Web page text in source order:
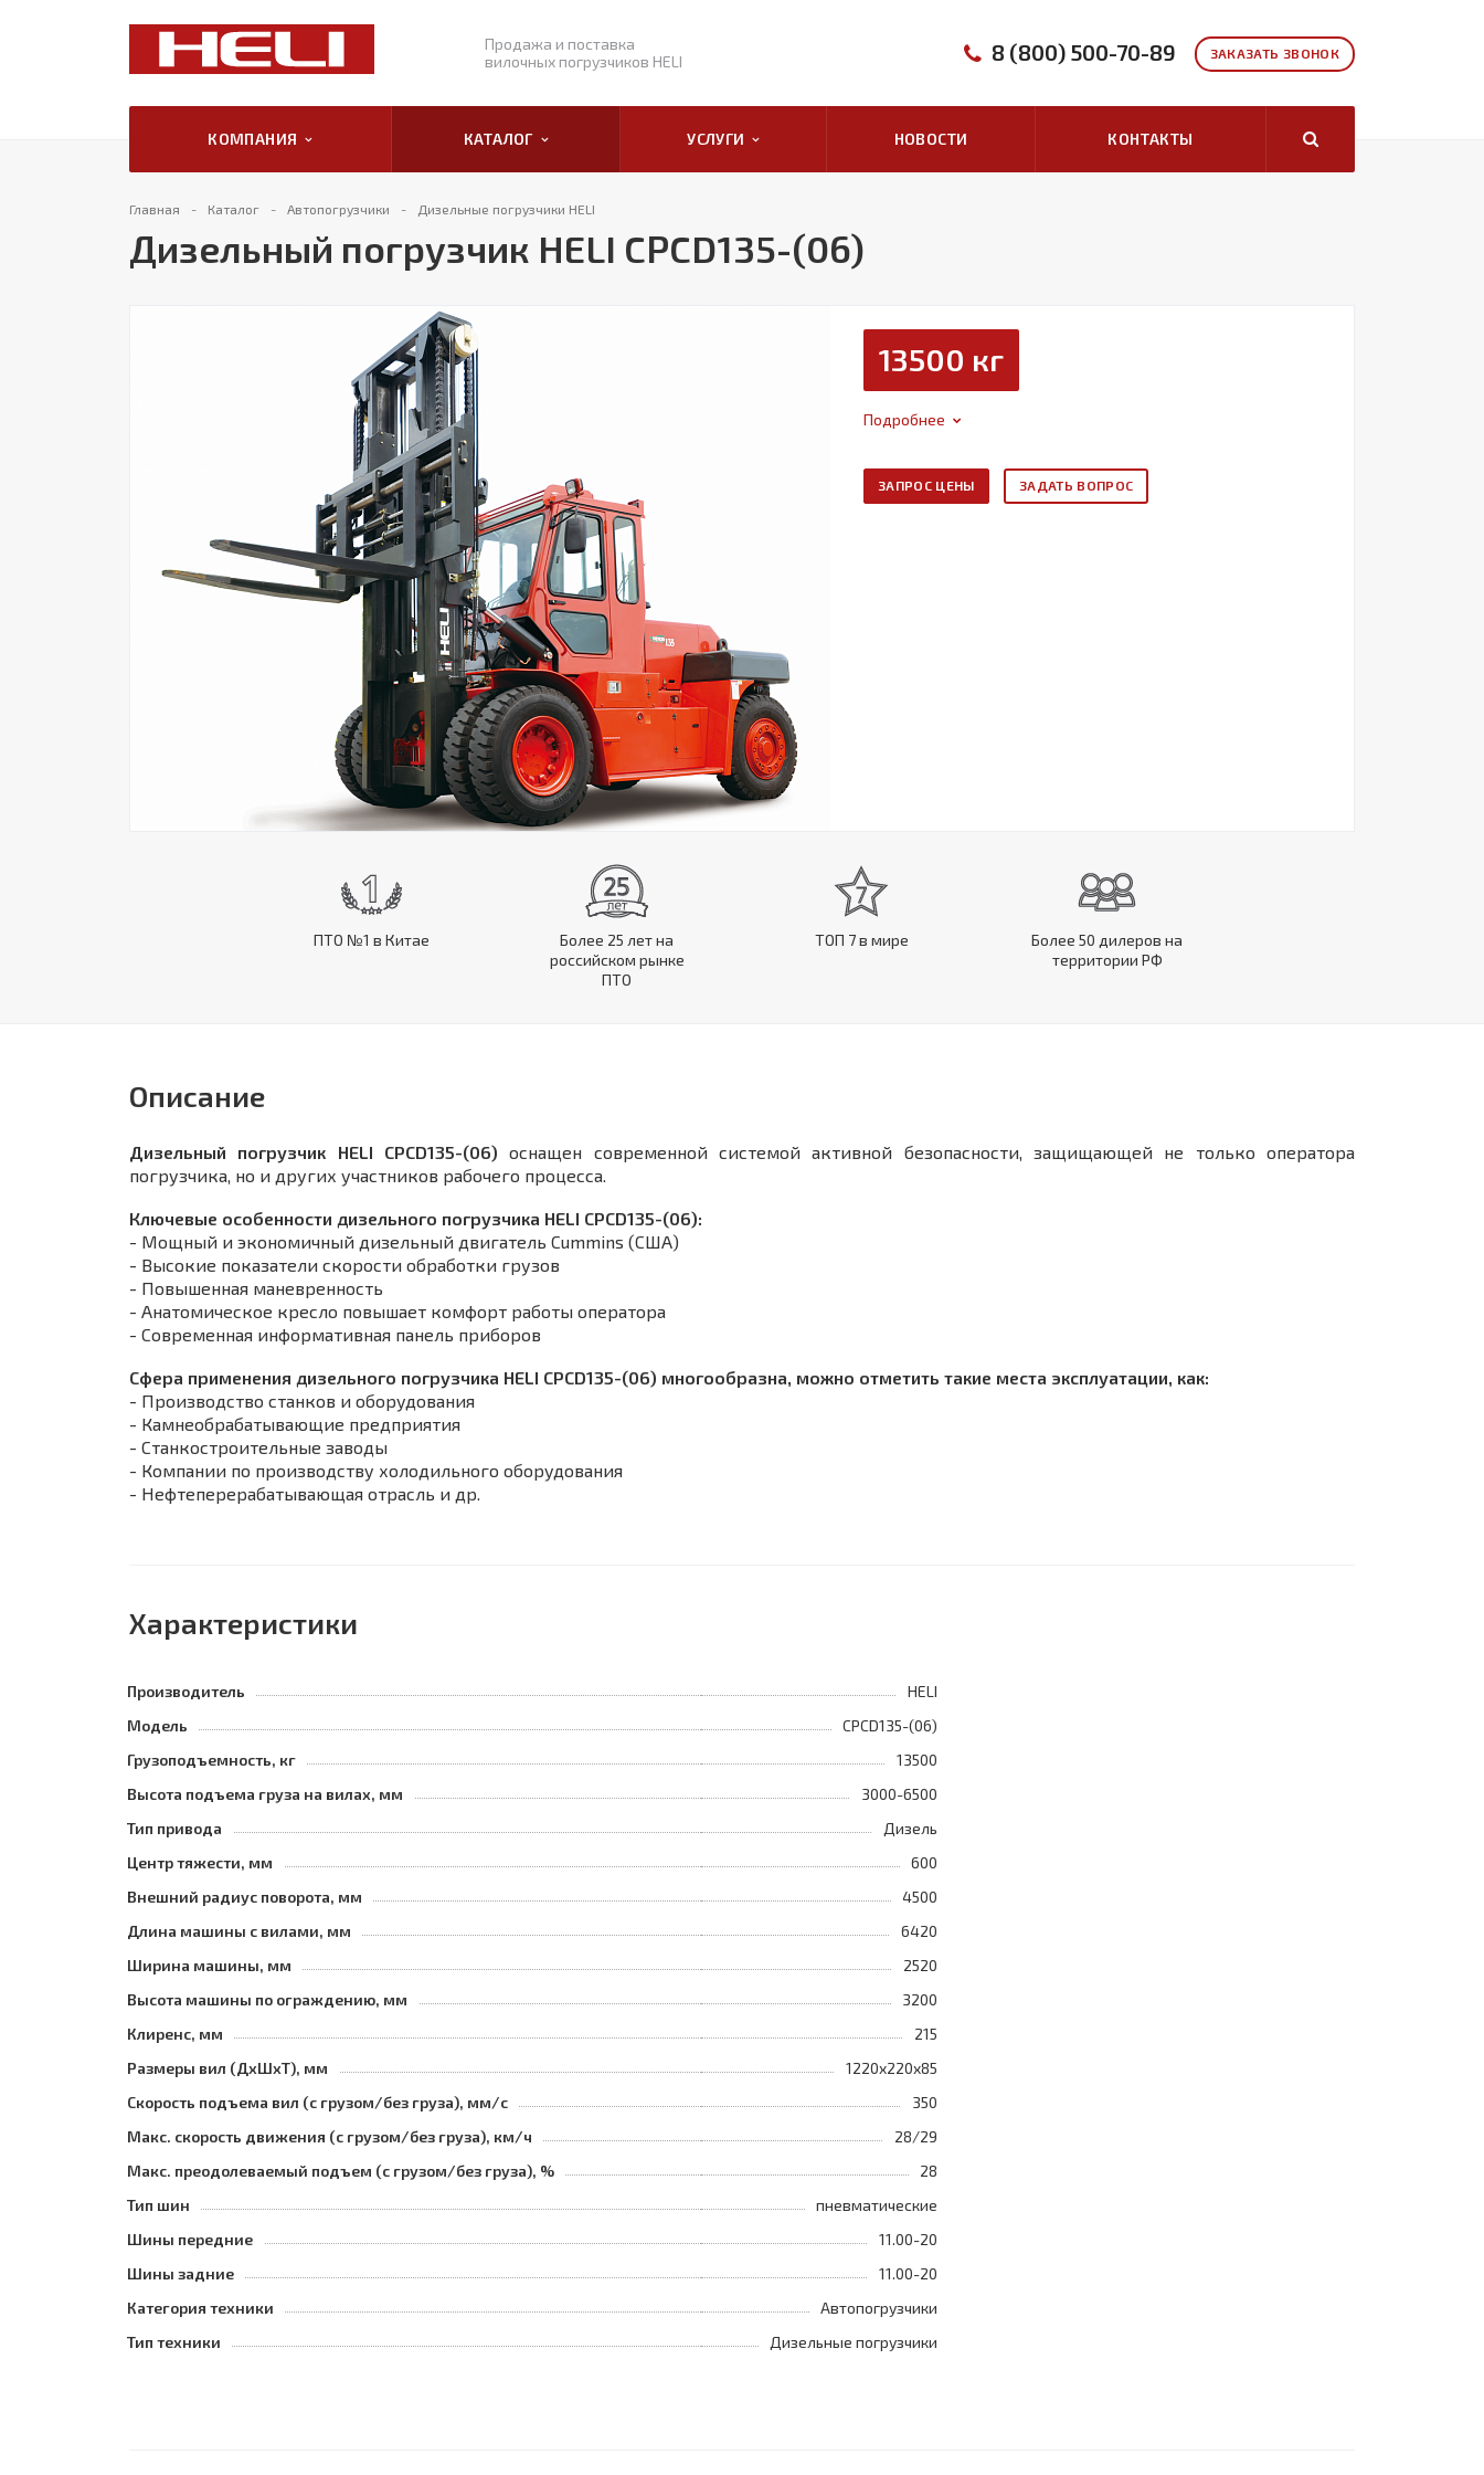
Продажа и поставка
вилочных погрузчиков HELI
ЗАКАЗАТЬ ЗВОНОК
8 (800) 500-70-89
КОМПАНИЯ КАТАЛОГ УСЛУГИ НОВОСТИ КОНТАКТЫ
Главная Каталог Автопогрузчики Дизельные погрузчики HELI
Дизельный погрузчик HELI CPCD135-(06)
13500 кг
Подробнее
ЗАПРОС ЦЕНЫ ЗАДАТЬ ВОПРОС
ПТО №1 в Китае
Более 25 лет на
российском рынке
ПТО
ТОП 7 в мире
Более 50 дилеров на
территории РФ
Описание
Дизельный погрузчик HELI CPCD135-(06) оснащен современной системой активной безопасности, защищающей не только оператора
погрузчика, но и других участников рабочего процесса.
Ключевые особенности дизельного погрузчика HELI CPCD135-(06):
- Мощный и экономичный дизельный двигатель Cummins (США)
- Высокие показатели скорости обработки грузов
- Повышенная маневренность
- Анатомическое кресло повышает комфорт работы оператора
- Современная информативная панель приборов
Сфера применения дизельного погрузчика HELI CPСD135-(06) многообразна, можно отметить такие места эксплуатации, как:
- Производство станков и оборудования
- Камнеобрабатывающие предприятия
- Станкостроительные заводы
- Компании по производству холодильного оборудования
- Нефтеперерабатывающая отрасль и др.
Характеристики
Производитель
HELI
Модель
CPCD135-(06)
Грузоподъемность, кг
13500
Высота подъема груза на вилах, мм
3000-6500
Тип привода
Дизель
Центр тяжести, мм
600
Внешний радиус поворота, мм
4500
Длина машины с вилами, мм
6420
Ширина машины, мм
2520
Высота машины по ограждению, мм
3200
Клиренс, мм
215
Размеры вил (ДхШхТ), мм
1220x220x85
Скорость подъема вил (с грузом/без груза), мм/с
350
Макс. скорость движения (с грузом/без груза), км/ч
28/29
Макс. преодолеваемый подъем (с грузом/без груза), %
28
Тип шин
пневматические
Шины передние
11.00-20
Шины задние
11.00-20
Категория техники
Автопогрузчики
Тип техники
Дизельные погрузчики